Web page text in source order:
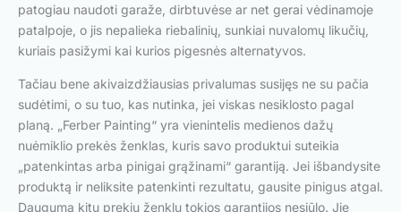
patogiau naudoti garaže, dirbtuvėse ar net gerai vėdinamoje
patalpoje, o jis nepalieka riebalinių, sunkiai nuvalomų likučių,
kuriais pasižymi kai kurios pigesnės alternatyvos.
Tačiau bene akivaizdžiausias privalumas susijęs ne su pačia
sudėtimi, o su tuo, kas nutinka, jei viskas nesiklosto pagal
planą. „Ferber Painting“ yra vienintelis medienos dažų
nuėmiklio prekės ženklas, kuris savo produktui suteikia
„patenkintas arba pinigai grąžinami“ garantiją. Jei išbandysite
produktą ir neliksite patenkinti rezultatu, gausite pinigus atgal.
Dauguma kitų prekių ženklų tokios garantijos nesiūlo. Jie